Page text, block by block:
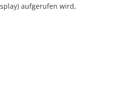
aufgerufen wird,